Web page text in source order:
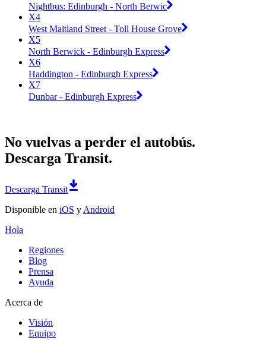
Nightbus: Edinburgh - North Berwic
X4
West Maitland Street - Toll House Grove
X5
North Berwick - Edinburgh Express
X6
Haddington - Edinburgh Express
X7
Dunbar - Edinburgh Express
No vuelvas a perder el autobús.
Descarga Transit.
Descarga Transit
Disponible en iOS y Android
Hola
Regiones
Blog
Prensa
Ayuda
Acerca de
Visión
Equipo